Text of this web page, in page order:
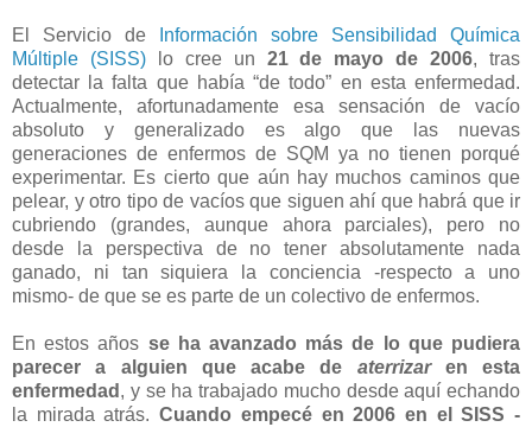
El Servicio de
Información sobre Sensibilidad Química
Múltiple (SISS)lo cree un 21 de mayo de 2006, tras
detectar la falta que había “de todo” en esta enfermedad.
Actualmente, afortunadamente esa sensación de vacío
absoluto y generalizado es algo que las nuevas
generaciones de enfermos de SQM ya no tienen porqué
experimentar. Es cierto que aún hay muchos caminos que
pelear, y otro tipo de vacíos que siguen ahí que habrá que ir
cubriendo (grandes, aunque ahora parciales), pero no
desde la perspectiva de no tener absolutamente nada
ganado, ni tan siquiera la conciencia -respecto a uno
mismo- de que se es parte de un colectivo de enfermos.
En estos años se ha avanzado más de lo que pudiera
parecer
a alguien que acabe de aterrizaren esta
enfermedad , y se ha trabajado mucho desde aquí echando
la mirada atrás.Cuando empecé en 2006 en el SISS -